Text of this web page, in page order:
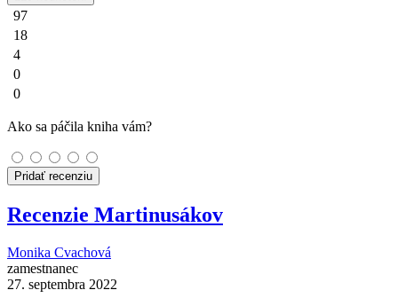
97
18
4
0
0
Ako sa páčila kniha vám?
Pridať recenziu
Recenzie Martinusákov
Monika Cvachová
zamestnanec
27. septembra 2022